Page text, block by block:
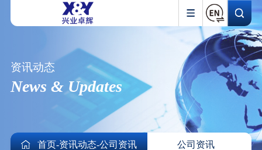
资讯动态
News & Updates
首页-资讯动态-公司资讯 公司资讯